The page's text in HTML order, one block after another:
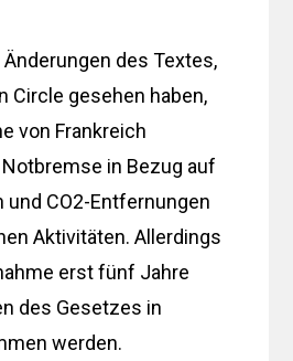
des Textes,
Circle gesehen haben,
von Frankreich
in Bezug auf
und CO2-Entfernungen
Aktivitäten. Allerdings
erst fünf Jahre
des Gesetzes in
werden.